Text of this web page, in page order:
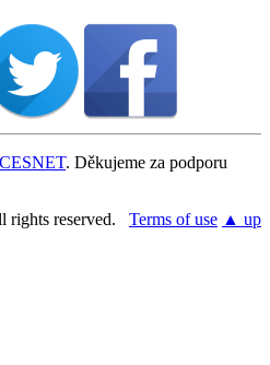
CESNET. Děkujeme za podporu
rights reserved. Terms of use ▲ up